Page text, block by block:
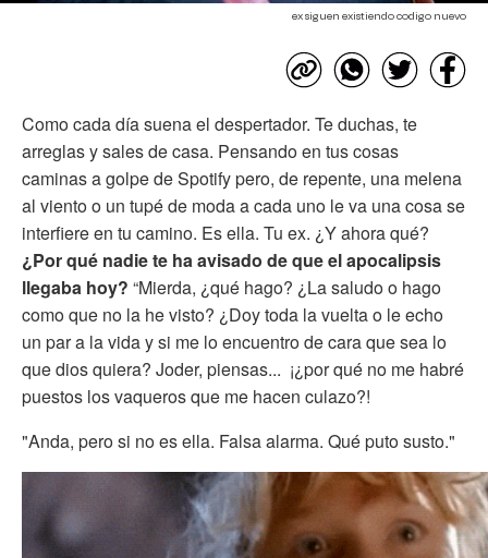
ex siguen existiendo codigo nuevo
Como cada día suena el despertador. Te duchas, te
arreglas y sales de casa. Pensando en tus cosas
caminas a golpe de Spotify pero, de repente, una melena
al viento o un tupé de moda a cada uno le va una cosa se
interfiere en tu camino. Es ella. Tu ex. ¿Y ahora qué?
¿Por qué nadie te ha avisado de que el apocalipsis
llegaba hoy? “Mierda, ¿qué hago? ¿La saludo o hago
como que no la he visto? ¿Doy toda la vuelta o le echo
un par a la vida y si me lo encuentro de cara que sea lo
que dios quiera? Joder, piensas... ¡¿por qué no me habré
puestos los vaqueros que me hacen culazo?!
"Anda, pero si no es ella. Falsa alarma. Qué puto susto."